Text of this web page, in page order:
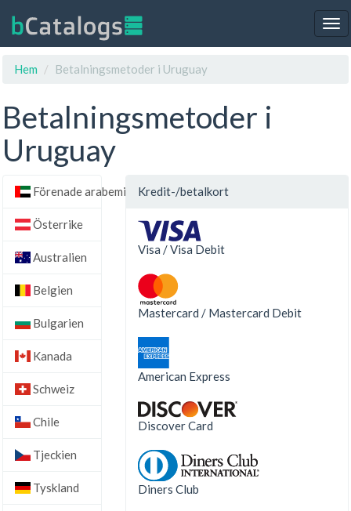
Hem
Betalningsmetoder i Uruguay
Betalningsmetoder i
Uruguay
Förenade arabemiraten
Österrike
Australien
Belgien
Bulgarien
Kanada
Schweiz
Chile
Tjeckien
Tyskland
Kredit-/betalkort
Visa / Visa Debit
Mastercard / Mastercard Debit
American Express
Discover Card
Diners Club